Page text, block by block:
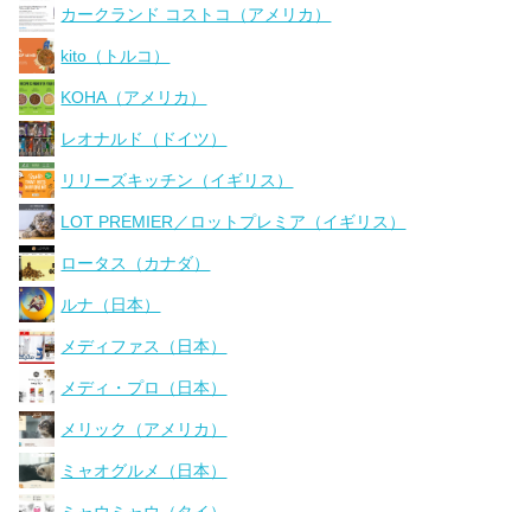
カークランド コストコ（アメリカ）
kito（トルコ）
KOHA（アメリカ）
レオナルド（ドイツ）
リリーズキッチン（イギリス）
LOT PREMIER／ロットプレミア（イギリス）
ロータス（カナダ）
ルナ（日本）
メディファス（日本）
メディ・プロ（日本）
メリック（アメリカ）
ミャオグルメ（日本）